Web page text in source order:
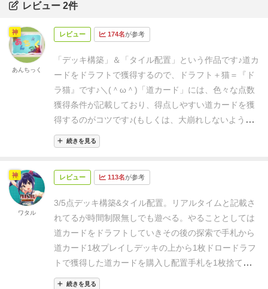
レビュー 2件
レビュー 174名が参考
「デッキ構築」＆「タイル配置」という作品です♪道カ
ードをドラフトで獲得するので、
ドラフト＋猫＝『ド
ラ猫』です♪＼(＾ω＾) 「道カード」には、 色々な点数
獲得条件が記載しており、 得点しやすい道カードを獲
得するのがコツです♪(もしくは、大崩れしないよう
に、使いやすい道を
リです♪)道カードの購入では、
いう！(＾ω＾；)ニャー！！
(＾＾)(この辺は、好みの問題ですね♪) (よく相手を観察
できれば、しっかり妨害もできると思いますが♪) 「タ
イル配置」はラウンド終了時に回収するので、 ラウン
ドごとにカード運によって、 毎回違った配置になりま
す♪ 制限時間内に配置するルールもあるので、バタバタ
感もあって面白い作品です♪ｖ(＾ω＾；)
続きを見る
神
あんちっく
レビュー 113名が参考
3/5点デッキ構築&タイル配置。 リアルタイムと記載さ
れてるが時間制限無しでも遊べる。 やることとしては
道カードを ドラフトしていき その後の探索で手札から
道カード1枚プレイしデッキの上から1枚ドロー ドラフ
トで獲得した道カードを購入し配置手札を1枚捨てて
枚ドローなどを好きなだけ
続きを見る
神
ワタル